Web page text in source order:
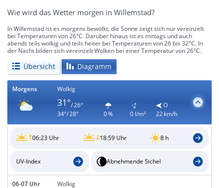
Wie wird das Wetter morgen in Willemstad?
In Willemstad ist es morgens bewölkt, die Sonne zeigt sich nur vereinzelt
bei Temperaturen von 26°C. Darüber hinaus ist es mittags und auch
abends teils wolkig und teils heiter bei Temperaturen von 26 bis 32°C. In
der Nacht bilden sich vereinzelt Wolken bei einer Temperatur von 26°C.
Übersicht Diagramm
Morgens Wolkig
31°/ 26°
34°/ 28°
0 % 0 l/m²
O
22 km/h
06:23 Uhr 18:59 Uhr 8 h
UV-Index Abnehmende Sichel
06-07 Uhr Wolkig